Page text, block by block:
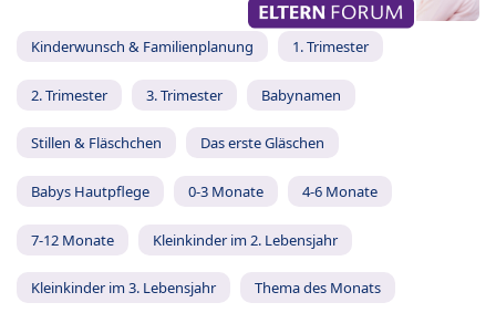
Kinderwunsch & Familienplanung 1. Trimester
2. Trimester 3. Trimester Babynamen
Stillen & Fläschchen Das erste Gläschen
Babys Hautpflege 0-3 Monate 4-6 Monate
7-12 Monate Kleinkinder im 2. Lebensjahr
Kleinkinder im 3. Lebensjahr Thema des Monats